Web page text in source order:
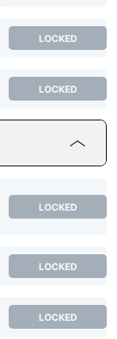
LOCKED
LOCKED
LOCKED
LOCKED
LOCKED